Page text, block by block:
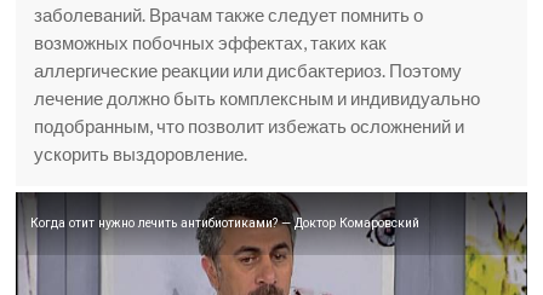
заболеваний. Врачам также следует помнить о
возможных побочных эффектах, таких как
аллергические реакции или дисбактериоз. Поэтому
лечение должно быть комплексным и индивидуально
подобранным, что позволит избежать осложнений и
ускорить выздоровление.
Когда отит нужно лечить антибиотиками? — Доктор Комаровский